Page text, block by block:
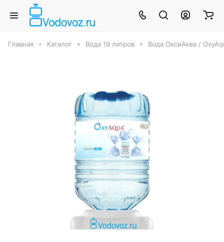
Главная Каталог Вода 19 литров Вода ОксиАква /